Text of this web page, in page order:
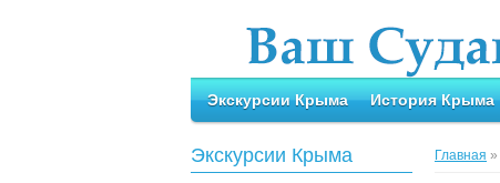
Экскурсии Крыма История Крыма
Экскурсии Крыма Главная »